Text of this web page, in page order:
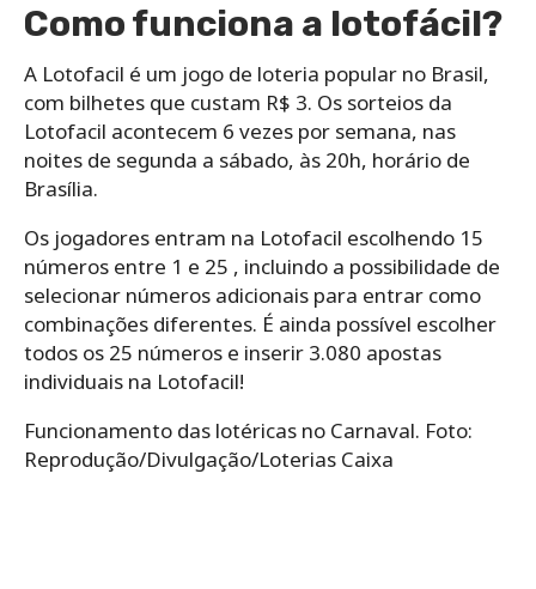
Como funciona a lotofácil?
A Lotofacil é um jogo de loteria popular no Brasil,
com bilhetes que custam R$ 3. Os sorteios da
Lotofacil acontecem 6 vezes por semana, nas
noites de segunda a sábado, às 20h, horário de
Brasília.
Os jogadores entram na Lotofacil escolhendo 15
números entre 1 e 25 , incluindo a possibilidade de
selecionar números adicionais para entrar como
combinações diferentes. É ainda possível escolher
todos os 25 números e inserir 3.080 apostas
individuais na Lotofacil!
Funcionamento das lotéricas no Carnaval. Foto:
Reprodução/Divulgação/Loterias Caixa